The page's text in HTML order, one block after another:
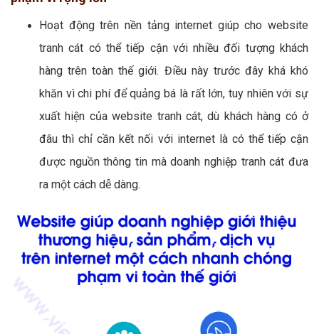
Hoạt động trên nền tảng internet giúp cho website
tranh cát có thể tiếp cận với nhiều đối tượng khách
hàng trên toàn thế giới. Điều này trước đây khá khó
khăn vì chi phí để quảng bá là rất lớn, tuy nhiên với sự
xuất hiện của website tranh cát, dù khách hàng có ở
đâu thì chỉ cần kết nối với internet là có thể tiếp cận
được nguồn thông tin mà doanh nghiệp tranh cát đưa
ra một cách dễ dàng.